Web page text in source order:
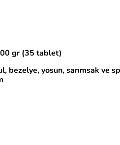
gr (35 tablet)
bezelye, yosun, sarımsak